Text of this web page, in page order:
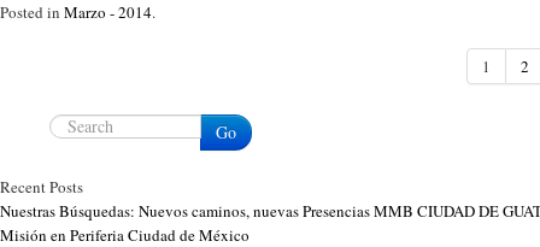
Posted in Marzo - 2014.
1 2
Go
Recent Posts
Nuestras Búsquedas: Nuevos caminos, nuevas Presencias MMB CIUDAD DE
Misión en Periferia Ciudad de México